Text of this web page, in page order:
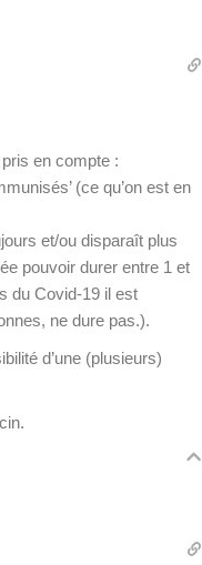
en compte :
(ce qu’on est en
et/ou disparaît plus
pouvoir durer entre 1 et
du Covid-19 il est
ne dure pas.).
d’une (plusieurs)